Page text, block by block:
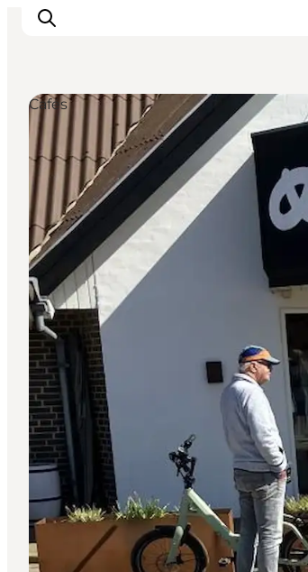
Inspiration
Regionen
Erlebnisse
Unterkünfte
Reiseplanung
Cafés